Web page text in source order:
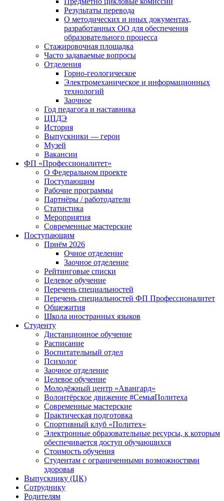
Результаты перевода
О методических и иных документах,
разработанных ОО для обеспечения
образовательного процесса
Стажировочная площадка
Часто задаваемые вопросы
Отделения
Горно-геологическое
Электромеханическое и информационных
технологий
Заочное
Год педагога и наставника
ЦПДЭ
История
Выпускники — герои
Музей
Вакансии
ФП «Профессионалитет»
О Федеральном проекте
Поступающим
Рабочие программы
Партнёры / работодатели
Статистика
Мероприятия
Современные мастерские
Поступающим
Приём 2026
Очное отделение
Заочное отделение
Рейтинговые списки
Целевое обучение
Перечень специальностей
Перечень специальностей ФП Профессионалитет
Общежития
Школа иностранных языков
Студенту
Дистанционное обучение
Расписание
Воспитательный отдел
Психолог
Заочное отделение
Целевое обучение
Молодёжный центр «Авангард»
Волонтёрское движение #СемьяПолитеха
Современные мастерские
Практическая подготовка
Спортивный клуб «Политех»
Электронные образовательные ресурсы, к которым
обеспечивается доступ обучающихся
Стоимость обучения
Студентам с ограниченными возможностями
здоровья
Выпускнику (ЦК)
Сотруднику
Родителям